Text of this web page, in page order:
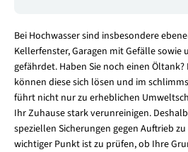
Bei Hochwasser sind insbesondere
Kellerfenster, Garagen mit Gefälle sowie
gefährdet. Haben Sie noch einen Öltank?
können diese sich lösen und im
führt nicht nur zu erheblichen
Ihr Zuhause stark verunreinigen.
speziellen Sicherungen gegen Auftrieb
wichtiger Punkt ist zu prüfen, ob Ihre